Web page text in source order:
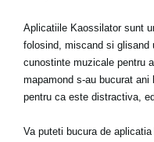
Despre Korg
Aplicatiile Kaossilator sunt
folosind, miscand si glisand
cunostinte muzicale pentru
mapamond s-au bucurat
pentru ca este distractiva,
Va puteti bucura de